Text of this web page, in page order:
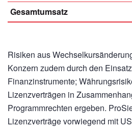
Gesamtumsatz
Risiken aus
Konzern zudem durch den
Finanzinstrumente;
Lizenzverträgen in
Programmrechten ergeben.
Lizenzverträge vorwiegend mit